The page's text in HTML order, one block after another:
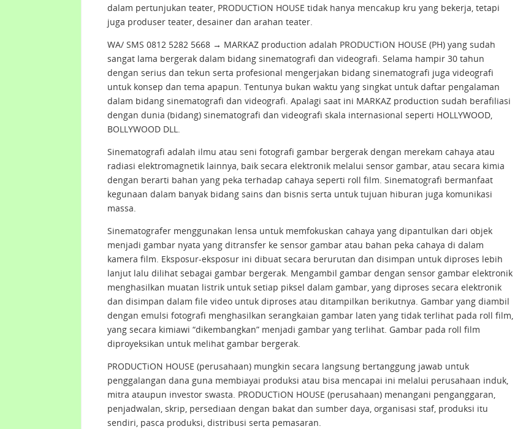
dalam pertunjukan teater, PRODUCTiON HOUSE tidak hanya mencakup kru yang bekerja, tetapi
juga produser teater, desainer dan arahan teater.
WA/ SMS 0812 5282 5668 → MARKAZ production adalah PRODUCTiON HOUSE (PH) yang sudah
sangat lama bergerak dalam bidang sinematografi dan videografi. Selama hampir 30 tahun
dengan serius dan tekun serta profesional mengerjakan bidang sinematografi juga videografi
untuk konsep dan tema apapun. Tentunya bukan waktu yang singkat untuk daftar pengalaman
dalam bidang sinematografi dan videografi. Apalagi saat ini MARKAZ production sudah berafiliasi
dengan dunia (bidang) sinematografi dan videografi skala internasional seperti HOLLYWOOD,
BOLLYWOOD DLL.
Sinematografi adalah ilmu atau seni fotografi gambar bergerak dengan merekam cahaya atau
radiasi elektromagnetik lainnya, baik secara elektronik melalui sensor gambar, atau secara kimia
dengan berarti bahan yang peka terhadap cahaya seperti roll film. Sinematografi bermanfaat
kegunaan dalam banyak bidang sains dan bisnis serta untuk tujuan hiburan juga komunikasi
massa.
Sinematografer menggunakan lensa untuk memfokuskan cahaya yang dipantulkan dari objek
menjadi gambar nyata yang ditransfer ke sensor gambar atau bahan peka cahaya di dalam
kamera film. Eksposur-eksposur ini dibuat secara berurutan dan disimpan untuk diproses lebih
lanjut lalu dilihat sebagai gambar bergerak. Mengambil gambar dengan sensor gambar elektronik
menghasilkan muatan listrik untuk setiap piksel dalam gambar, yang diproses secara elektronik
dan disimpan dalam file video untuk diproses atau ditampilkan berikutnya. Gambar yang diambil
dengan emulsi fotografi menghasilkan serangkaian gambar laten yang tidak terlihat pada roll film,
yang secara kimiawi “dikembangkan” menjadi gambar yang terlihat. Gambar pada roll film
diproyeksikan untuk melihat gambar bergerak.
PRODUCTiON HOUSE (perusahaan) mungkin secara langsung bertanggung jawab untuk
penggalangan dana guna membiayai produksi atau bisa mencapai ini melalui perusahaan induk,
mitra ataupun investor swasta. PRODUCTiON HOUSE (perusahaan) menangani penganggaran,
penjadwalan, skrip, persediaan dengan bakat dan sumber daya, organisasi staf, produksi itu
sendiri, pasca produksi, distribusi serta pemasaran.